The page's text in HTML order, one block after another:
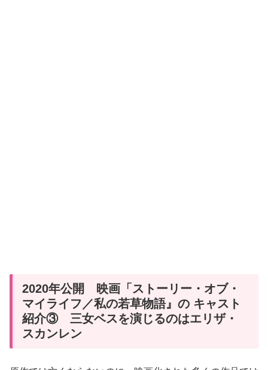
2020年公開 映画「ストーリー・オブ・
マイライフ／私の若草物語』の キャスト
紹介③ 三女ベスを演じるのはエリザ・
スカンレン